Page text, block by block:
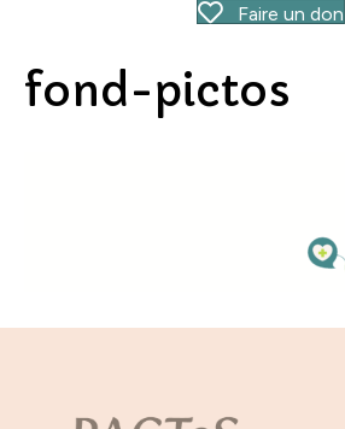
Faire un don
fond-pictos